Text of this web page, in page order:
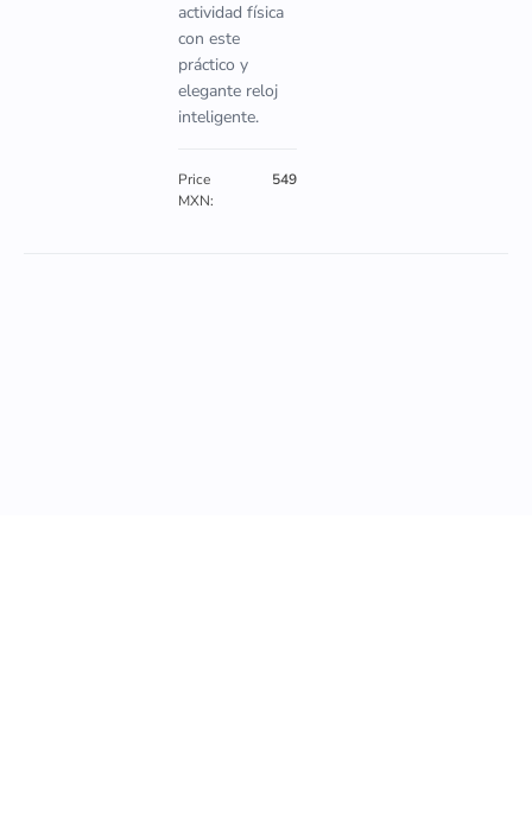
actividad física
con este
práctico y
elegante reloj
inteligente.
Price
MXN:
549